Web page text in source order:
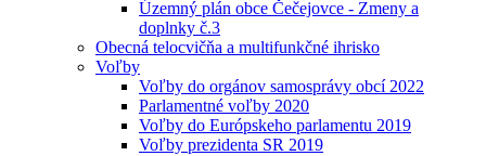
Územný plán obce Čečejovce - Zmeny a
doplnky č.3
Obecná telocvičňa a multifunkčné ihrisko
Voľby
Voľby do orgánov samosprávy obcí 2022
Parlamentné voľby 2020
Voľby do Európskeho parlamentu 2019
Voľby prezidenta SR 2019